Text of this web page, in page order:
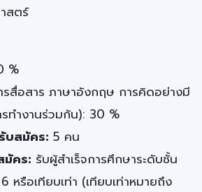
สตร์
%
รสื่อสาร ภาษาอังกฤษ การคิดอย่างมี
ทำงานร่วมกัน): 30 %
บสมัคร: 5 คน
มัคร: รับผู้สำเร็จการศึกษาระดับชั้น
หรือเทียบเท่า (เทียบเท่าหมายถึง